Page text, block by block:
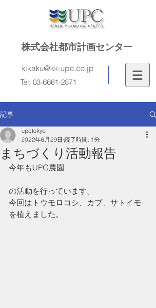
株式会社都市計画センター
kikaku@kk-upc.co.jp
Tel: 03-6661-2871
記事
まちづくり活動報告
upctokyo
2022年6月29日 読了時間: 1分
今年もUPC農園
の活動を行っています。
今回はトウモロコシ、カブ、サトイモ
を植えました。